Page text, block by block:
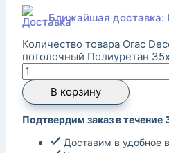
Ближайшая доставка:
Количество товара Orac
потолочный Полиуретан
В корзину
Подтвердим заказ в течение
Доставим в удобное